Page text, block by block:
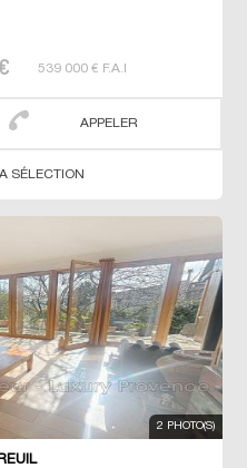
539 000 € F.A.I
APPELER
SÉLECTION
2 PHOTO(S)